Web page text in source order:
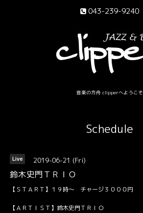
043-239-9240
音楽の方舟 clipperへようこそ
Schedule
Live 2019-06-21 (Fri)
鈴木史門ＴＲＩＯ
【ＳＴＡＲＴ】１９時～ チャージ３０００円
【ＡＲＴＩＳＴ】鈴木史門ＴＲＩＯ